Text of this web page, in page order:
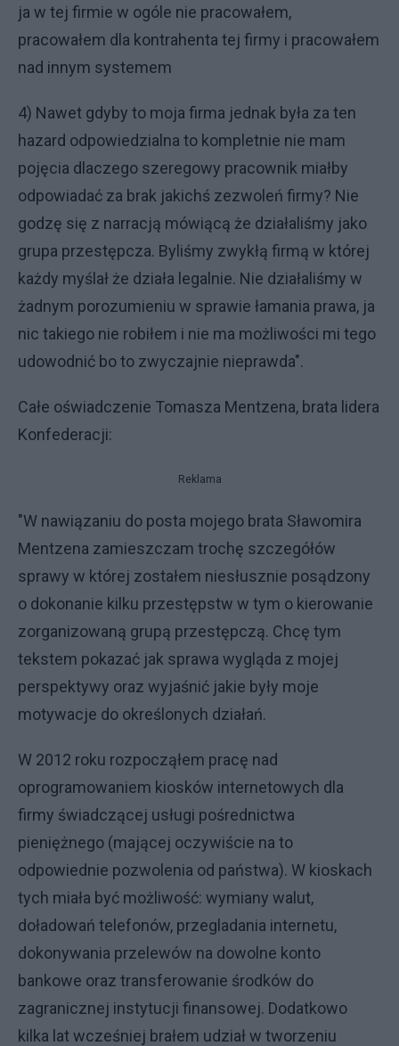
ja w tej firmie w ogóle nie pracowałem,
pracowałem dla kontrahenta tej firmy i pracowałem
nad innym systemem
4) Nawet gdyby to moja firma jednak była za ten
hazard odpowiedzialna to kompletnie nie mam
pojęcia dlaczego szeregowy pracownik miałby
odpowiadać za brak jakichś zezwoleń firmy? Nie
godzę się z narracją mówiącą że działaliśmy jako
grupa przestępcza. Byliśmy zwykłą firmą w której
każdy myślał że działa legalnie. Nie działaliśmy w
żadnym porozumieniu w sprawie łamania prawa, ja
nic takiego nie robiłem i nie ma możliwości mi tego
udowodnić bo to zwyczajnie nieprawda".
Całe oświadczenie Tomasza Mentzena, brata lidera
Konfederacji:
Reklama
"W nawiązaniu do posta mojego brata Sławomira
Mentzena zamieszczam trochę szczegółów
sprawy w której zostałem niesłusznie posądzony
o dokonanie kilku przestępstw w tym o kierowanie
zorganizowaną grupą przestępczą. Chcę tym
tekstem pokazać jak sprawa wygląda z mojej
perspektywy oraz wyjaśnić jakie były moje
motywacje do określonych działań.
W 2012 roku rozpocząłem pracę nad
oprogramowaniem kiosków internetowych dla
firmy świadczącej usługi pośrednictwa
pieniężnego (mającej oczywiście na to
odpowiednie pozwolenia od państwa). W kioskach
tych miała być możliwość: wymiany walut,
doładowań telefonów, przegladania internetu,
dokonywania przelewów na dowolne konto
bankowe oraz transferowanie środków do
zagranicznej instytucji finansowej. Dodatkowo
kilka lat wcześniej brałem udział w tworzeniu